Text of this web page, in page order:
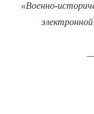
«Военно-